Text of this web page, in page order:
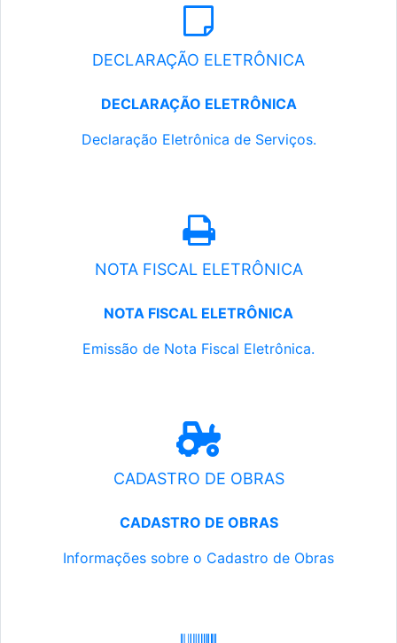
DECLARAÇÃO ELETRÔNICA
DECLARAÇÃO ELETRÔNICA
Declaração Eletrônica de Serviços.
NOTA FISCAL ELETRÔNICA
NOTA FISCAL ELETRÔNICA
Emissão de Nota Fiscal Eletrônica.
CADASTRO DE OBRAS
CADASTRO DE OBRAS
Informações sobre o Cadastro de Obras